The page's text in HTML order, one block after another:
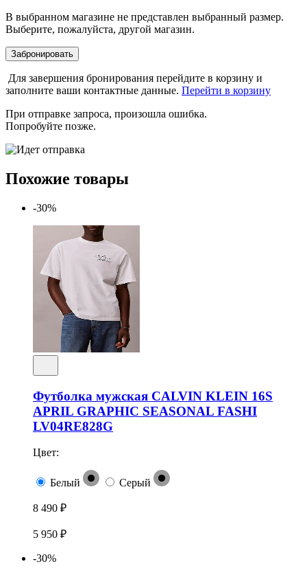
В выбранном магазине не представлен выбранный размер.
Выберите, пожалуйста, другой магазин.
Забронировать
Для завершения бронирования перейдите в корзину и
заполните ваши контактные данные. Перейти в корзину
При отправке запроса, произошла ошибка.
Попробуйте позже.
Похожие товары
-30%
Футболка мужская CALVIN KLEIN 16S
APRIL GRAPHIC SEASONAL FASHI
LV04RE828G
Цвет:
Белый Серый
8 490 ₽
5 950 ₽
-30%